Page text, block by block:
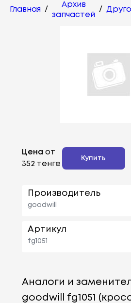
Главная /
Архив
запчастей
/
Цена от
352 тенге
Купить
Производитель
goodwill
Артикул
fg1051
Аналоги и
goodwill fg1051